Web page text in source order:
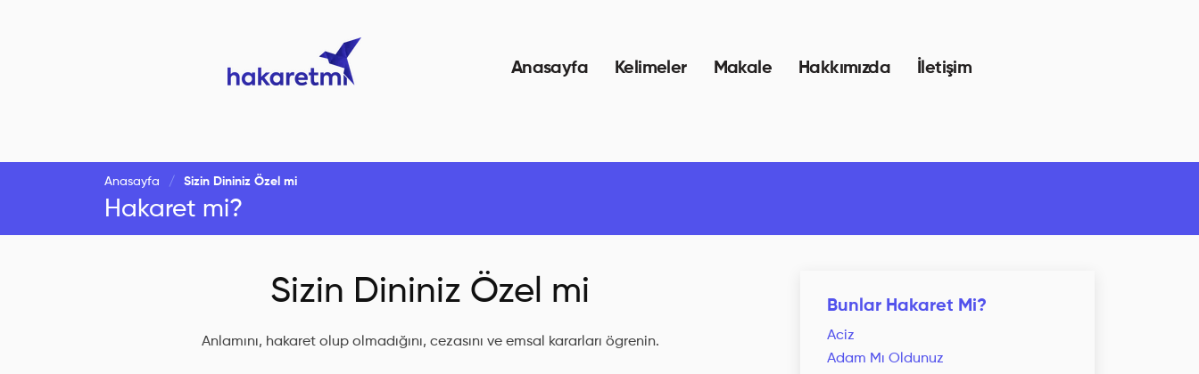
Anasayfa Kelimeler Makale Hakkımızda İletişim
Anasayfa Sizin Dininiz Özel mi
Hakaret mi?
Sizin Dininiz Özel mi
Anlamını, hakaret olup olmadığını, cezasını ve emsal kararları ögrenin.
Bunlar Hakaret Mi?
Aciz
Adam Mı Oldunuz